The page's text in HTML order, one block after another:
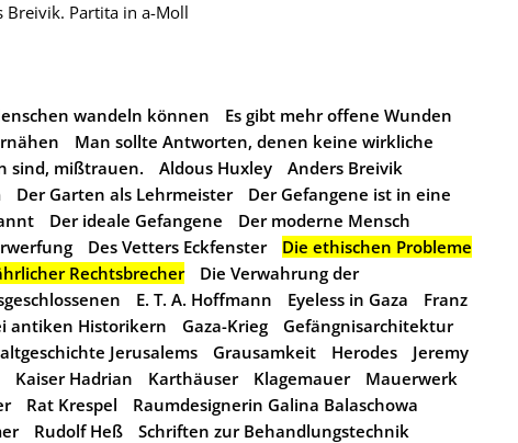
Breivik. Partita in a-Moll
wandeln können
Es gibt mehr offene Wunden
Man sollte Antworten, denen keine wirkliche
sind, mißtrauen.
Aldous Huxley
Anders Breivik
Der Garten als Lehrmeister
Der Gefangene ist in eine
Der ideale Gefangene
Der moderne Mensch
Des Vetters Eckfenster
Die ethischen Probleme
Rechtsbrecher
Die Verwahrung der
E. T. A. Hoffmann Eyeless in Gaza
Franz
antiken Historikern Gaza-Krieg
Gefängnisarchitektur
Jerusalems Grausamkeit Herodes
Jeremy
Kaiser Hadrian Karthäuser Klagemauer
Mauerwerk
Rat Krespel
Raumdesignerin Galina Balaschowa
Rudolf Heß
Schriften zur Behandlungstechnik